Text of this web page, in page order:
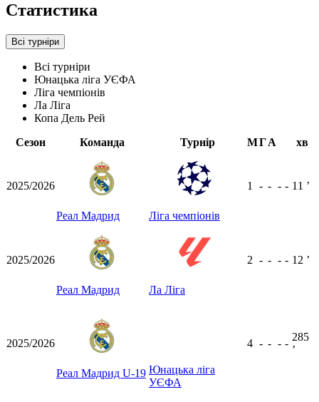
Статистика
Всі турніри
Всі турніри
Юнацька ліга УЄФА
Ліга чемпіонів
Ла Ліга
Копа Дель Рей
Сезон
Команда Турнір МГА хв
2025/2026
Реал Мадрид Ліга чемпіонів
1 - - - - 11 ʼ
2025/2026
Реал Мадрид Ла Ліга
2 - - - - 12 ʼ
2025/2026
Реал Мадрид U-19 Юнацька ліга
УЄФА
4 - - - -
285
ʼ